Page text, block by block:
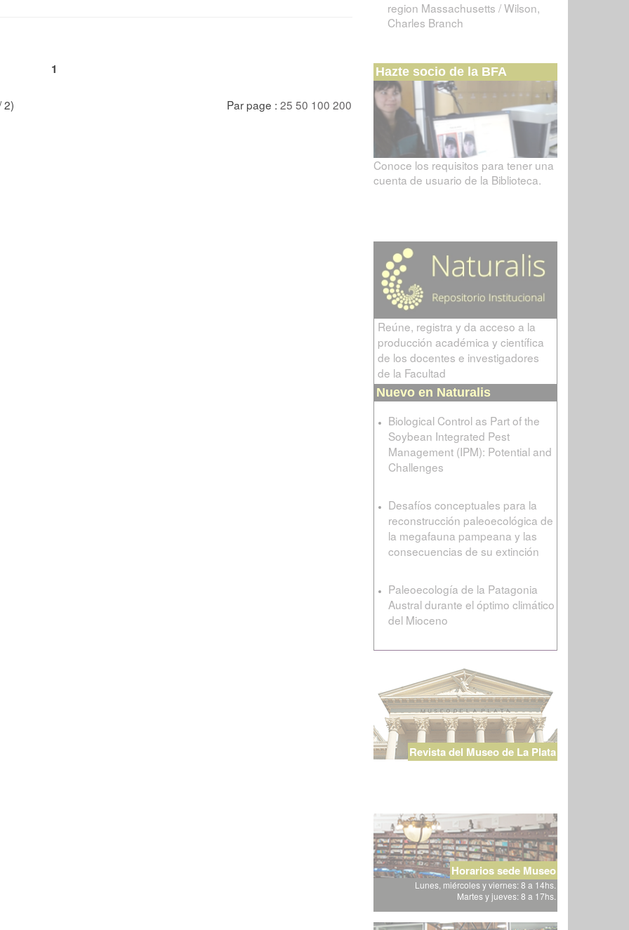
1
2) Par page : 25 50 100 200
region Massachusetts / Wilson,
Charles Branch
Hazte socio de la BFA
Conoce los requisitos para tener una
cuenta de usuario de la Biblioteca.
Reúne, registra y da acceso a la
producción académica y científica
de los docentes e investigadores
de la Facultad
Nuevo en Naturalis
Biological Control as Part of the
Soybean Integrated Pest
Management (IPM): Potential and
Challenges
Desafíos conceptuales para la
reconstrucción paleoecológica de
la megafauna pampeana y las
consecuencias de su extinción
Paleoecología de la Patagonia
Austral durante el óptimo climático
del Mioceno
Revista del Museo de La Plata
Horarios sede Museo
Lunes, miércoles y viernes: 8 a 14hs.
Martes y jueves: 8 a 17hs.